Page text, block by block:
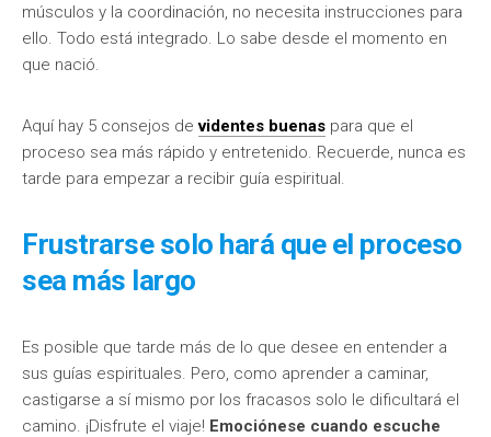
músculos y la coordinación, no necesita instrucciones para
ello. Todo está integrado. Lo sabe desde el momento en
que nació.
Aquí hay 5 consejos devidentes buenas para que el
proceso sea más rápido y entretenido. Recuerde, nunca es
tarde para empezar a recibir guía espiritual.
Frustrarse solo hará que el proceso
sea más largo
Es posible que tarde más de lo que desee en entender a
sus guías espirituales. Pero, como aprender a caminar,
castigarse a sí mismo por los fracasos solo le dificultará el
camino. ¡Disfrute el viaje! Emociónese cuando escuche